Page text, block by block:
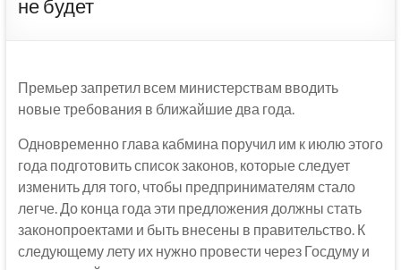
не будет
Премьер запретил всем министерствам вводить
новые требования в ближайшие два года.
Одновременно глава кабмина поручил им к июлю этого
года подготовить список законов, которые следует
изменить для того, чтобы предпринимателям стало
легче. До конца года эти предложения должны стать
законопроектами и быть внесены в правительство. К
следующему лету их нужно провести через Госдуму и